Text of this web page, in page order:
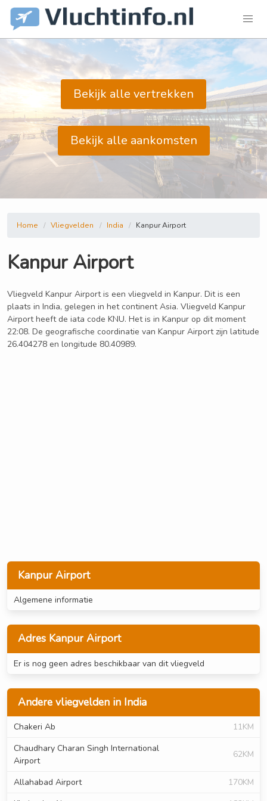
Bekijk alle vertrekken
Bekijk alle aankomsten
Kanpur Airport
Algemene informatie
Adres Kanpur Airport
Er is nog geen adres beschikbaar van dit vliegveld
Andere vliegvelden in India
Chakeri Ab
11KM
Chaudhary Charan Singh International
Airport
62KM
Allahabad Airport
170KM
Home Vliegvelden India Kanpur Airport
Kanpur Airport
Vliegveld Kanpur Airport is een vliegveld in Kanpur. Dit is een
plaats in India, gelegen in het continent Asia. Vliegveld Kanpur
Airport heeft de iata code KNU. Het is in Kanpur op dit moment
22:08. De geografische coordinatie van Kanpur Airport zijn latitude
26.404278 en longitude 80.40989.